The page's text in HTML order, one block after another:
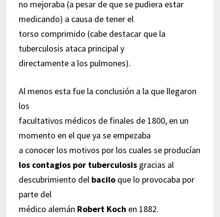
no mejoraba (a pesar de que se pudiera estar
medicando) a causa de tener el
torso comprimido (cabe destacar que la
tuberculosis ataca principal y
directamente a los pulmones).
Al menos esta fue la conclusión a la que llegaron
los
facultativos médicos de finales de 1800, en un
momento en el que ya se empezaba
a conocer los motivos por los cuales se producían
los contagios por tuberculosisgracias al
descubrimiento del baciloque lo provocaba por
parte del
médico alemán Robert Koch en 1882.